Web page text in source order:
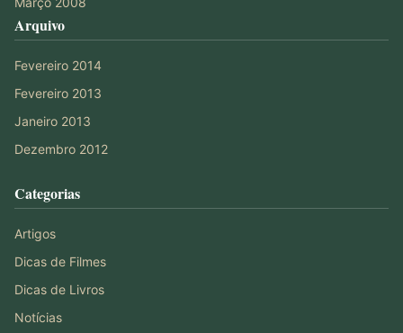
Arquivo
Fevereiro 2014
Fevereiro 2013
Janeiro 2013
Dezembro 2012
Categorias
Artigos
Dicas de Filmes
Dicas de Livros
Notícias